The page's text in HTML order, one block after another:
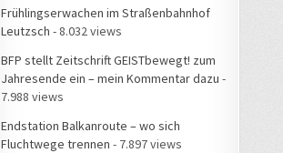
Frühlingserwachen im Straßenbahnhof
Leutzsch - 8.032 views
BFP stellt Zeitschrift GEISTbewegt! zum
Jahresende ein – mein Kommentar dazu -
7.988 views
Endstation Balkanroute – wo sich
Fluchtwege trennen - 7.897 views